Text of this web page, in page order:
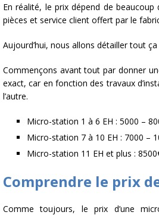
[ 27 juillet
En réalité, le prix dépend de
pièces et service client offert par le
Aujourd’hui, nous allons détailler tout ça
Commençons avant tout par donner
exact, car en fonction des travaux
l’autre.
Micro-station 1 à 6 EH : 5000 –
Micro-station 7 à 10 EH : 7000 –
Micro-station 11 EH et plus :
Comprendre le prix
Comme toujours, le prix d’une